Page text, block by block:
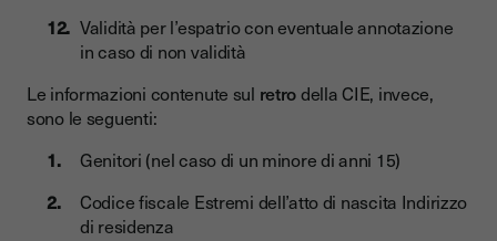
Validità per l’espatrio con eventuale annotazione
in caso di non validità
Le informazioni contenute sul retrodella CIE, invece,
sono le seguenti:
Genitori (nel caso di un minore di anni 15)
Codice fiscale Estremi dell’atto di nascita Indirizzo
di residenza